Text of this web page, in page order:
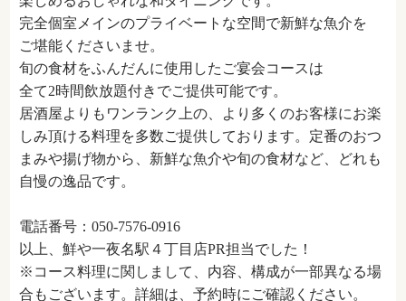
完全個室メインのプライベートな空間で新鮮な魚介を
ご堪能くださいませ。
旬の食材をふんだんに使用したご宴会コースは
全て2時間飲放題付きでご提供可能です。
居酒屋よりもワンランク上の、より多くのお客様にお楽
しみ頂ける料理を多数ご提供しております。定番のおつ
まみや揚げ物から、新鮮な魚介や旬の食材など、どれも
自慢の逸品です。
電話番号：050-7576-0916
以上、鮮や一夜名駅４丁目店PR担当でした！
※コース料理に関しまして、内容、構成が一部異なる場
合もございます。詳細は、予約時にご確認ください。